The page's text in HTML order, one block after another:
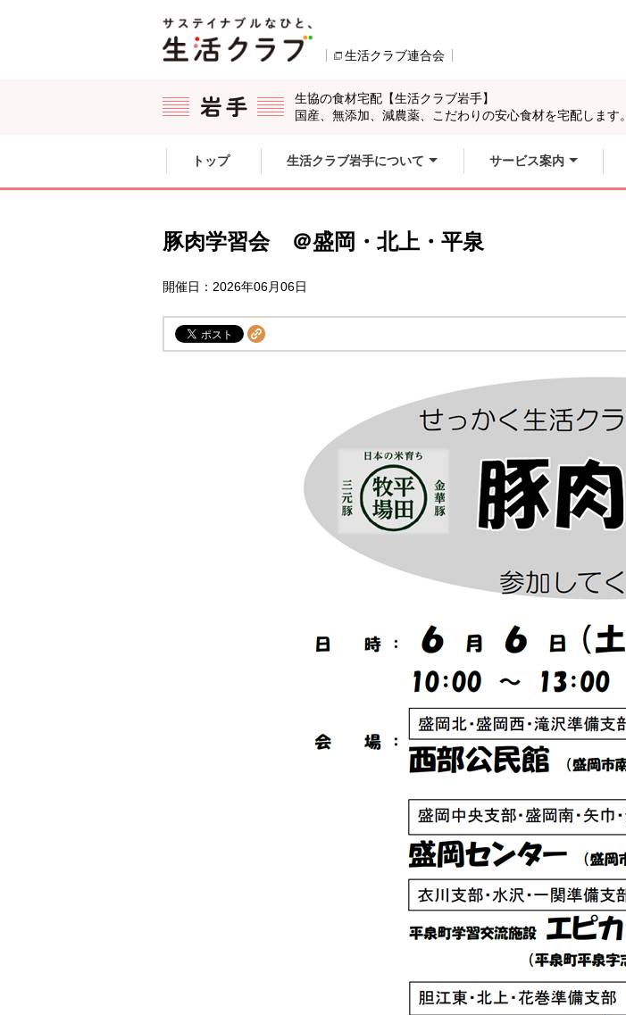
生活クラブ連合会
生協の食材宅配【生活クラブ岩手】
国産、無添加、減農薬、こだわりの安心食材を宅配します。
ここからサイト内共通メニューです。
サイト内共通メニューをスキップする
トップ 生活クラブ岩手について サービス案内
豚肉学習会 ＠盛岡・北上・平泉
開催日：2026年06月06日